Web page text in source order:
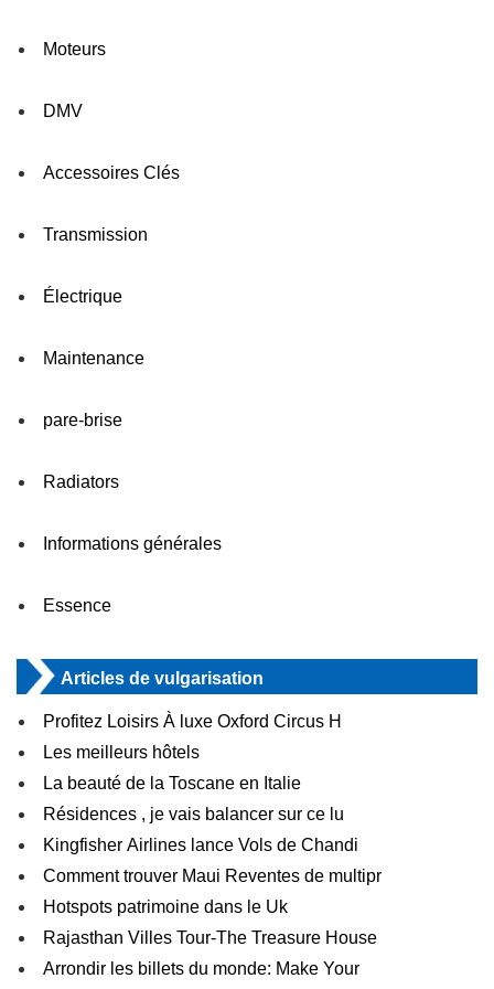
Moteurs
DMV
Accessoires Clés
Transmission
Électrique
Maintenance
pare-brise
Radiators
Informations générales
Essence
Articles de vulgarisation
Profitez Loisirs À luxe Oxford Circus H
Les meilleurs hôtels
La beauté de la Toscane en Italie
Résidences , je vais balancer sur ce lu
Kingfisher Airlines lance Vols de Chandi
Comment trouver Maui Reventes de multipr
Hotspots patrimoine dans le Uk
Rajasthan Villes Tour-The Treasure House
Arrondir les billets du monde: Make Your